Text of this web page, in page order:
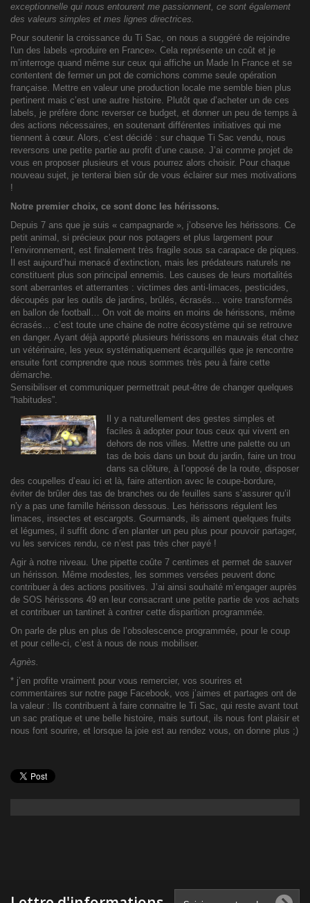
exceptionnelle qui nous entourent me passionnent, ce sont également
des valeurs simples et mes lignes directrices.
Pour soutenir la croissance du Ti Sac, on nous a suggéré de rejoindre
l'un des labels «produire en France». Cela représente un coût et je
m’interroge quand même sur ceux qui affiche un Made In France et se
contentent de fermer un pot de cornichons comme seule opération
française. Mettre en valeur une production locale me semble bien plus
pertinent mais c’est une autre histoire. Plutôt que d’acheter un de ces
labels, je préfère donc reverser ce budget, et donner un peu de temps à
des actions nécessaires, en soutenant différentes initiatives qui me
tiennent à cœur. Alors, c’est décidé : sur chaque Ti Sac vendu, nous
reversons une petite partie au profit d’une cause. J’ai comme projet de
vous en proposer plusieurs et vous pourrez alors choisir. Pour chaque
nouveau sujet, je tenterai bien sûr de vous éclairer sur mes motivations
!
Notre premier choix, ce sont donc les hérissons.
Depuis 7 ans que je suis « campagnarde », j’observe les hérissons. Ce
petit animal, si précieux pour nos potagers et plus largement pour
l’environnement, est finalement très fragile sous sa carapace de piques.
Il est aujourd’hui menacé d’extinction, mais les prédateurs naturels ne
constituent plus son principal ennemis. Les causes de leurs mortalités
sont aberrantes et atterrantes : victimes des anti-limaces, pesticides,
découpés par les outils de jardins, brûlés, écrasés... voire transformés
en ballon de football… On voit de moins en moins de hérissons, même
écrasés… c’est toute une chaine de notre écosystème qui se retrouve
en danger. Ayant déjà apporté plusieurs hérissons en mauvais état chez
un vétérinaire, les yeux systématiquement écarquillés que je rencontre
ensuite font comprendre que nous sommes très peu à faire cette
démarche.
Sensibiliser et communiquer permettrait peut-être de changer quelques
“habitudes”.
Il y a naturellement des gestes simples et
faciles à adopter pour tous ceux qui vivent en
dehors de nos villes. Mettre une palette ou un
tas de bois dans un bout du jardin, faire un trou
dans sa clôture, à l’opposé de la route, disposer
des coupelles d’eau ici et là, faire attention avec le coupe-bordure,
éviter de brûler des tas de branches ou de feuilles sans s’assurer qu’il
n’y a pas une famille hérisson dessous. Les hérissons régulent les
limaces, insectes et escargots. Gourmands, ils aiment quelques fruits
et légumes, il suffit donc d’en planter un peu plus pour pouvoir partager,
vu les services rendu, ce n’est pas très cher payé !
Agir à notre niveau. Une pipette coûte 7 centimes et permet de sauver
un hérisson. Même modestes, les sommes versées peuvent donc
contribuer à des actions positives. J’ai ainsi souhaité m’engager auprès
de SOS hérissons 49 en leur consacrant une petite partie de vos achats
et contribuer un tantinet à contrer cette disparition programmée.
On parle de plus en plus de l’obsolescence programmée, pour le coup
et pour celle-ci, c’est à nous de nous mobiliser.
Agnès.
* j’en profite vraiment pour vous remercier, vos sourires et
commentaires sur notre page Facebook, vos j’aimes et partages ont de
la valeur : Ils contribuent à faire connaitre le Ti Sac, qui reste avant tout
un sac pratique et une belle histoire, mais surtout, ils nous font plaisir et
nous font sourire, et lorsque la joie est au rendez vous, on donne plus ;)